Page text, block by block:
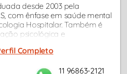
desde 2003 pela
com ênfase em saúde mental
Hospitalar. Também é
psicológica e
Completo
11 96863-2121